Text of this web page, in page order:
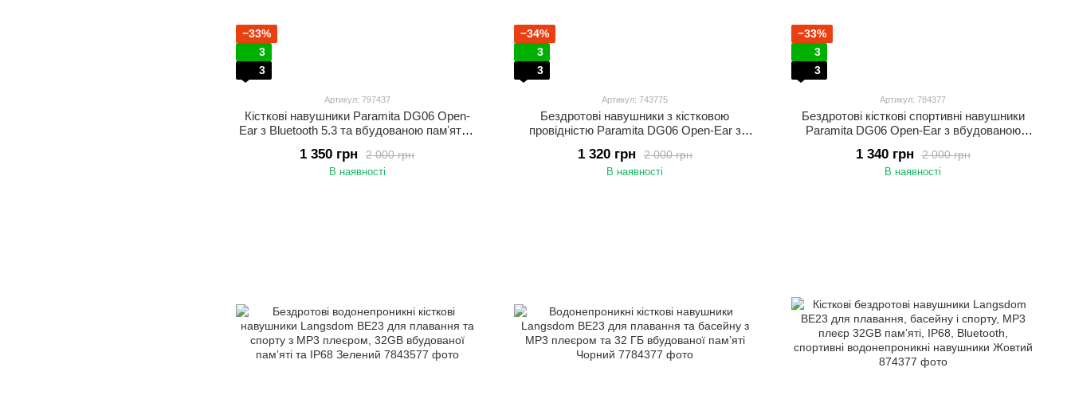
−33%
3
3
Артикул: 797437
Кісткові навушники Paramita DG06 Open-
Ear з Bluetooth 5.3 та вбудованою памʼяттю
2 000 грн
1 350 грн
В наявності
−34%
3
3
Артикул: 743775
Бездротові навушники з кістковою
провідністю Paramita DG06 Open-Ear з
навушники для спорту, бігу та активного
відпочинку Синій
2 000 грн
1 320 грн
В наявності
−33%
3
3
Артикул: 784377
Бездротові кісткові спортивні навушники
Paramita DG06 Open-Ear з вбудованою
вологозахистом IPX6 Червоний
2 000 грн
1 340 грн
В наявності